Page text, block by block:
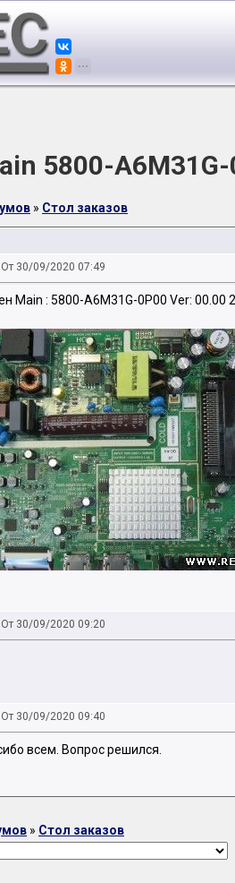
5800-A6M31G-
» Стол заказов
30/09/2020 07:49
Main : 5800-A6M31G-0P00 Ver: 00.00
30/09/2020 09:20
30/09/2020 09:40
всем. Вопрос решился.
» Стол заказов